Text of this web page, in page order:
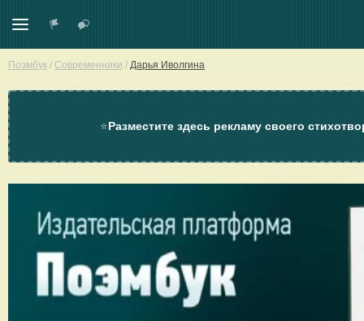
Поэмбук / Современники / Дарья Иволгина
⭐Разместите здесь рекламу своего